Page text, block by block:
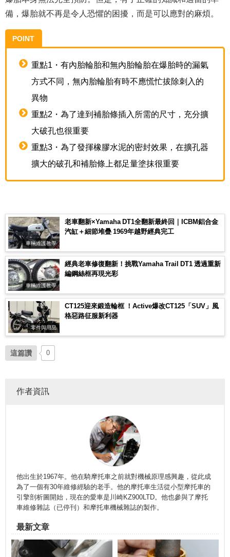
備，爆胎就不再是令人恐懼的困擾，而是可以應對的麻煩。
POINT
重點1・有內胎輪胎和無內胎輪胎在爆胎時的漏氣
方式不同，無內胎輪胎有時不應慌忙拔除刺入的
異物
重點2・為了達到補胎條插入所需的尺寸，充分擴
大破孔也很重要
重點3・為了發揮橡膠水泥的密封效果，在擴孔器
擴大的破孔和補胎條上都足量塗抹很重要
車輛維護教學
老車翻新×Yamaha DT1全翻新最終回｜ICBM鋁合金
汽缸＋細節堆疊 1969年越野經典完工
車輛維護教學
經典老車修復翻新！挑戰Yamaha Trail DT1 透過重新
編鋼絲框再現光彩
零件與用品
CT125迎來鍛造輪框 ！Active爆改CT125「SUV」風
格惡路征服新利器
這篇讚 0
作者資訊
他出生於1967年。他在騎摩托車之前就對機械原理感興趣，從此成
為了一個有30年維修經驗的老手。他的摩托車生活從小型摩托車的
引擎剖析圖開始，現在的愛車是川崎KZ900LTD。他也參與了摩托
車維修雜誌（已停刊）和摩托車機械雜誌的製作。
最新文章